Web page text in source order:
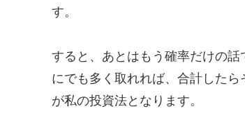
す。
すると、あとはもう確率だけの
にでも多く取れれば、合計した
が私の投資法となります。